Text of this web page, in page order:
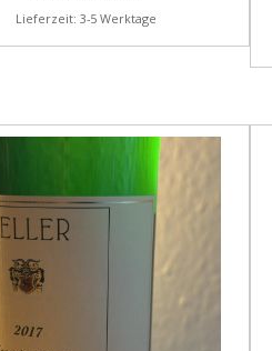
Lieferzeit: 3-5 Werktage